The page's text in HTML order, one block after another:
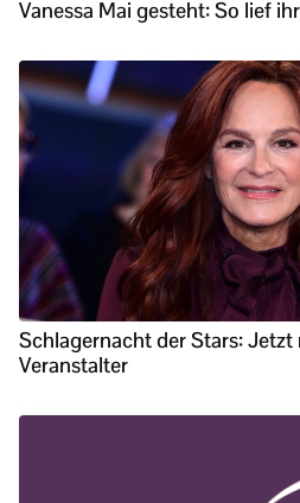
Vanessa Mai gesteht: So lief
Schlagernacht der Stars: Jetzt
Veranstalter